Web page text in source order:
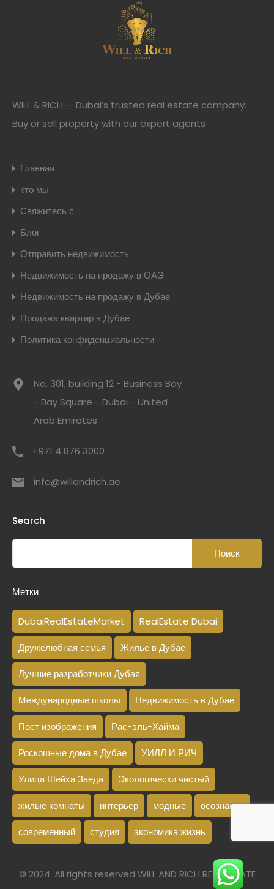
WILL & RICH — Dubai’s trusted real estate company.
Buy or sell property with our expert agents
Главная
кто мы
Свяжитесь с
Блог
Отправить недвижимость
Недвижимость на продажу в ОАЭ
Недвижимость на продажу в Дубае
Продажа квартир в Дубае
Политика конфиденциальности
No. 301, building 12 - Business Bay
- Bay Square - Dubai - United
Arab Emirates
+971 4 876 3000
info@willandrich.ae
Search
Метки
DubaiRealEstateMarket RealEstate Dubai
Дружелюбная семья Жилье в Дубае
Лучшие разработчики Дубая
Международные школы Недвижимость в Дубае
Пост изображения Рас-эль-Хайма
Роскошные дома в Дубае УИЛЛ И РИЧ
Улица Шейха Заеда Экологически чистый
жилые комнаты интерьер модные осознание
современный студия экономика жизнь
© 2024. All rights reserved WILL AND RICH REAL ESTATE